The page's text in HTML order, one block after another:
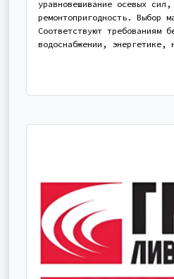
уравновешивание осевых
ремонтопригодность. Выбор
Соответствуют требованиям
водоснабжении, энергетике,